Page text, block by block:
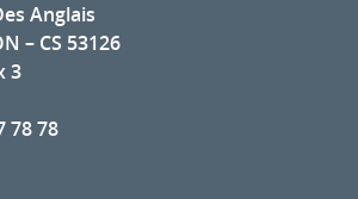
Anglais
– CS 53126
3
78 78